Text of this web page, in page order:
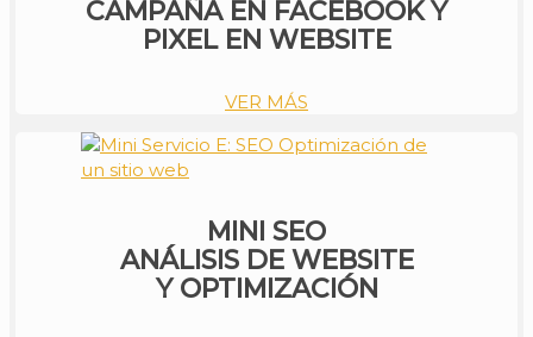
CAMPAÑA EN FACEBOOK Y
PIXEL EN WEBSITE
VER MÁS
MINI SEO
ANÁLISIS DE WEBSITE
Y OPTIMIZACIÓN